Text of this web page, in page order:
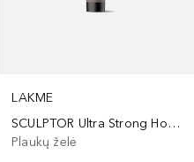
LAKME
SCULPTOR Ultra Strong Hold Gel
Plaukų želė